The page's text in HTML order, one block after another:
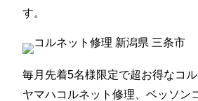
す。
毎月先着5名様限定で超お得なコル
ヤマハコルネット修理、ベッソン